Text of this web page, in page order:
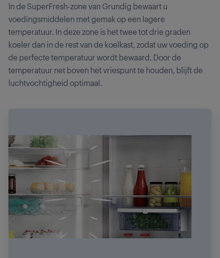
In de SuperFresh-zone van Grundig bewaart u
voedingsmiddelen met gemak op een lagere
temperatuur. In deze zone is het twee tot drie graden
koeler dan in de rest van de koelkast, zodat uw voeding op
de perfecte temperatuur wordt bewaard. Door de
temperatuur net boven het vriespunt te houden, blijft de
luchtvochtigheid optimaal.